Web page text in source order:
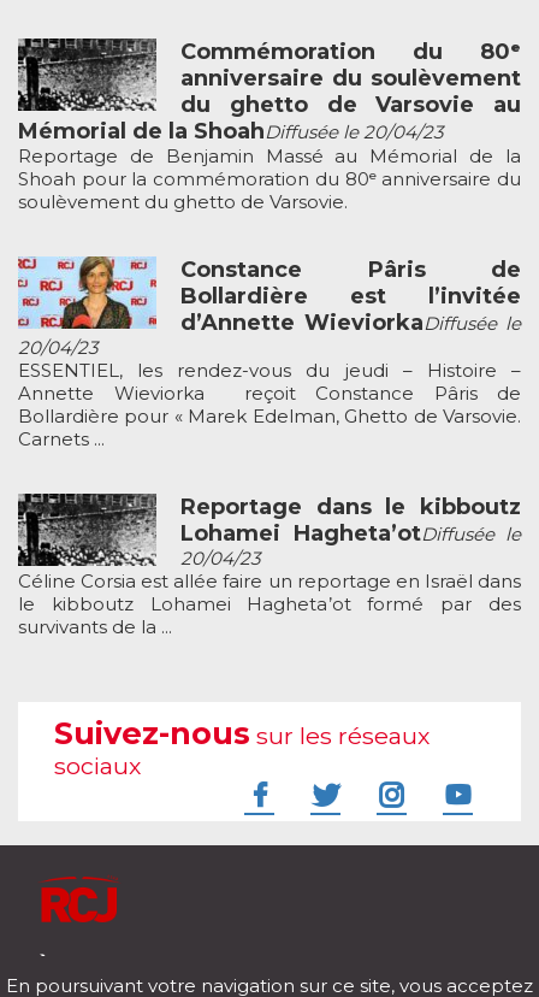
Commémoration du 80ᵉ
anniversaire du soulèvement
du ghetto de Varsovie au
Mémorial de la ShoahDiffusée le 20/04/23
Reportage de Benjamin Massé au Mémorial de la
Shoah pour la commémoration du 80ᵉ anniversaire du
soulèvement du ghetto de Varsovie.
Constance Pâris de
Bollardière est l’invitée
d’Annette WieviorkaDiffusée le
20/04/23
ESSENTIEL, les rendez-vous du jeudi – Histoire –
Annette Wieviorka reçoit Constance Pâris de
Bollardière pour « Marek Edelman, Ghetto de Varsovie.
Carnets ...
Reportage dans le kibboutz
Lohamei Hagheta’otDiffusée le
20/04/23
Céline Corsia est allée faire un reportage en Israël dans
le kibboutz Lohamei Hagheta’ot formé par des
survivants de la ...
Suivez-nous sur les réseaux
sociaux
Télécharger notre application pour iOs et Android
En poursuivant votre navigation sur ce site, vous acceptez